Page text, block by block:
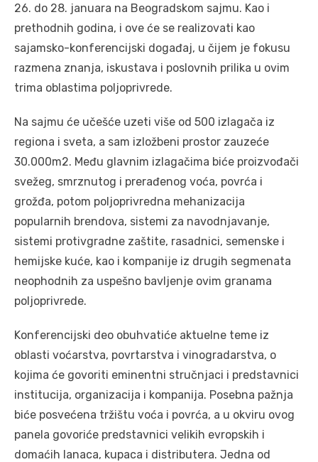
26. do 28. januara na Beogradskom sajmu. Kao i
prethodnih godina, i ove će se realizovati kao
sajamsko-konferencijski događaj, u čijem je fokusu
razmena znanja, iskustava i poslovnih prilika u ovim
trima oblastima poljoprivrede.
Na sajmu će učešće uzeti više od 500 izlagača iz
regiona i sveta, a sam izložbeni prostor zauzeće
30.000m2. Među glavnim izlagačima biće proizvođači
svežeg, smrznutog i prerađenog voća, povrća i
grožđa, potom poljoprivredna mehanizacija
popularnih brendova, sistemi za navodnjavanje,
sistemi protivgradne zaštite, rasadnici, semenske i
hemijske kuće, kao i kompanije iz drugih segmenata
neophodnih za uspešno bavljenje ovim granama
poljoprivrede.
Konferencijski deo obuhvatiće aktuelne teme iz
oblasti voćarstva, povrtarstva i vinogradarstva, o
kojima će govoriti eminentni stručnjaci i predstavnici
institucija, organizacija i kompanija. Posebna pažnja
biće posvećena tržištu voća i povrća, a u okviru ovog
panela govoriće predstavnici velikih evropskih i
domaćih lanaca, kupaca i distributera. Jedna od